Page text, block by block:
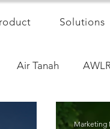
Solutions
Air Tanah AWLR
Marketing